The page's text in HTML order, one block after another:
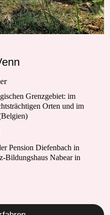
Grenzgebiet: im
Orten und im
Pension Diefenbach in
Bildungshaus Nabear in